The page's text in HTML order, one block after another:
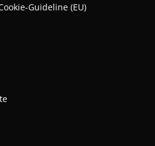
Guideline (EU)